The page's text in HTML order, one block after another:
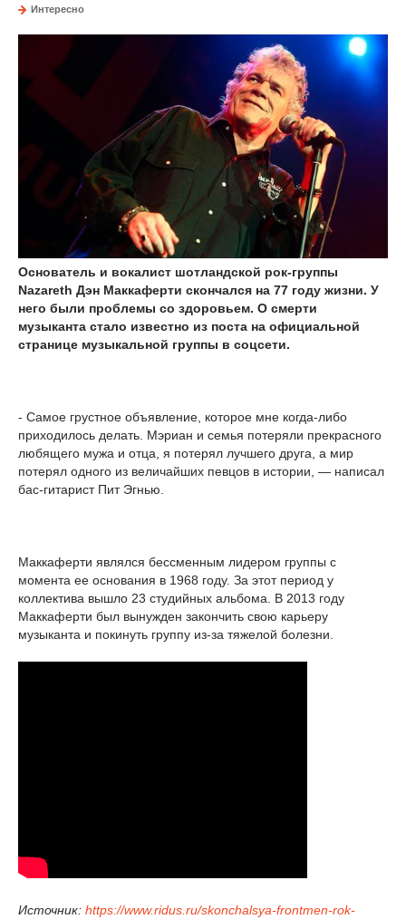
Интересно
Основатель и вокалист шотландской рок-группы
Nazareth Дэн Маккаферти скончался на 77 году жизни. У
него были проблемы со здоровьем. О смерти
музыканта стало известно из поста на официальной
странице музыкальной группы в соцсети.
- Самое грустное объявление, которое мне когда-либо
приходилось делать. Мэриан и семья потеряли прекрасного
любящего мужа и отца, я потерял лучшего друга, а мир
потерял одного из величайших певцов в истории, — написал
бас-гитарист Пит Эгнью.
Маккаферти являлся бессменным лидером группы с
момента ее основания в 1968 году. За этот период у
коллектива вышло 23 студийных альбома. В 2013 году
Маккаферти был вынужден закончить свою карьеру
музыканта и покинуть группу из-за тяжелой болезни.
Источник: https://www.ridus.ru/skonchalsya-frontmen-rok-